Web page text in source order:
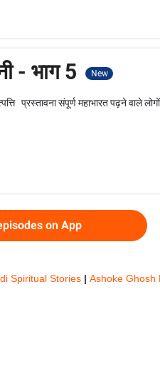
- भाग 5 New
प्रस्तावना संपूर्ण महाभारत पढ़ने वाले
on App
Spiritual Stories | Ashoke Ghosh